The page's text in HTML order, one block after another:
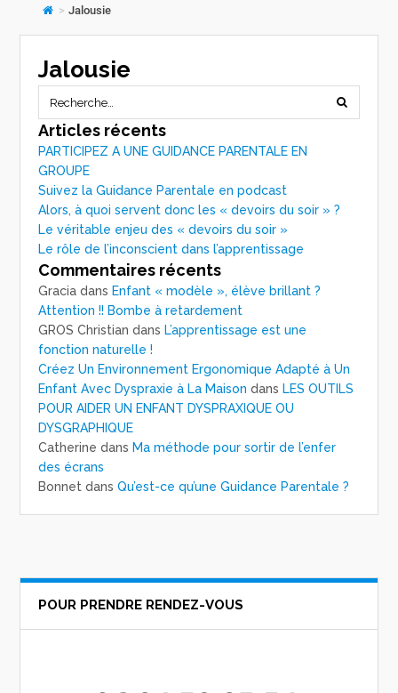
> Jalousie
Jalousie
Articles récents
PARTICIPEZ A UNE GUIDANCE PARENTALE EN
GROUPE
Suivez la Guidance Parentale en podcast
Alors, à quoi servent donc les « devoirs du soir » ?
Le véritable enjeu des « devoirs du soir »
Le rôle de l’inconscient dans l’apprentissage
Commentaires récents
Gracia dans Enfant « modèle », élève brillant ?
Attention !! Bombe à retardement
GROS Christian dans L’apprentissage est une
fonction naturelle !
Créez Un Environnement Ergonomique Adapté à Un
Enfant Avec Dyspraxie à La Maison dans LES OUTILS
POUR AIDER UN ENFANT DYSPRAXIQUE OU
DYSGRAPHIQUE
Catherine dans Ma méthode pour sortir de l’enfer
des écrans
Bonnet dansQu’est-ce qu’une Guidance Parentale ?
POUR PRENDRE RENDEZ-VOUS